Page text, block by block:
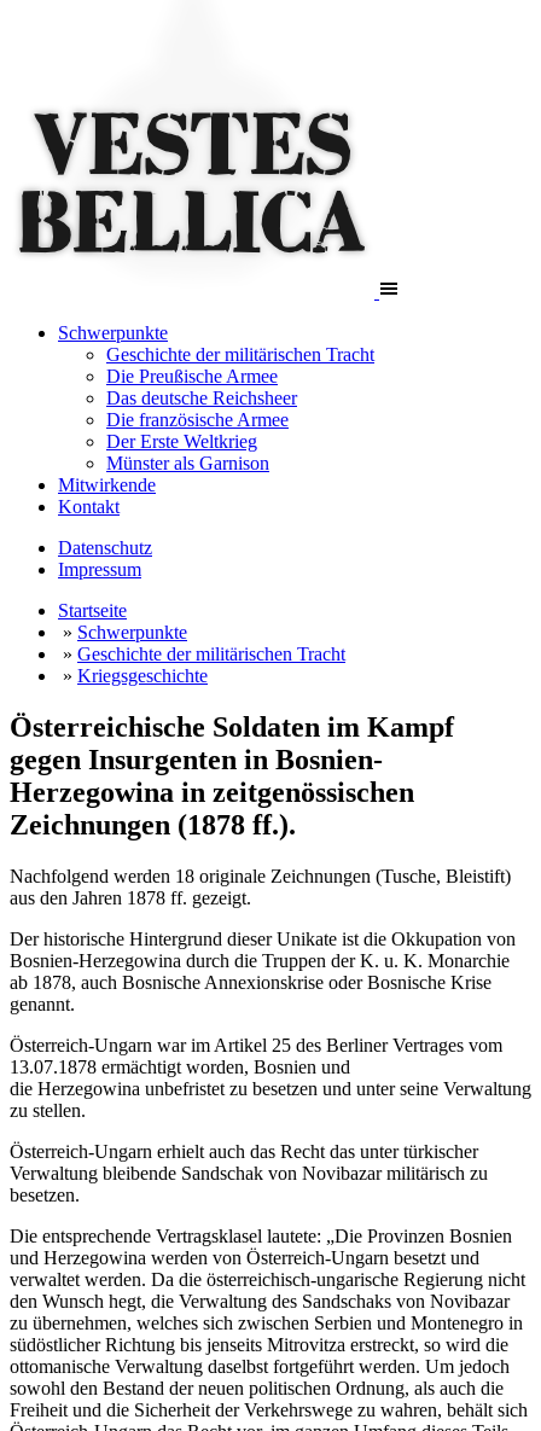
Schwerpunkte
Geschichte der militärischen Tracht
Die Preußische Armee
Das deutsche Reichsheer
Die französische Armee
Der Erste Weltkrieg
Münster als Garnison
Mitwirkende
Kontakt
Datenschutz
Impressum
Startseite
» Schwerpunkte
» Geschichte der militärischen Tracht
» Kriegsgeschichte
Österreichische Soldaten im Kampf
gegen Insurgenten in Bosnien-
Herzegowina in zeitgenössischen
Zeichnungen (1878 ff.).
Nachfolgend werden 18 originale Zeichnungen (Tusche, Bleistift)
aus den Jahren 1878 ff. gezeigt.
Der historische Hintergrund dieser Unikate ist die Okkupation von
Bosnien-Herzegowina durch die Truppen der K. u. K. Monarchie
ab 1878, auch Bosnische Annexionskrise oder Bosnische Krise
genannt.
Österreich-Ungarn war im Artikel 25 des Berliner Vertrages vom
13.07.1878 ermächtigt worden, Bosnien und
die Herzegowina unbefristet zu besetzen und unter seine Verwaltung
zu stellen.
Österreich-Ungarn erhielt auch das Recht das unter türkischer
Verwaltung bleibende Sandschak von Novibazar militärisch zu
besetzen.
Die entsprechende Vertragsklasel lautete: „Die Provinzen Bosnien
und Herzegowina werden von Österreich-Ungarn besetzt und
verwaltet werden. Da die österreichisch-ungarische Regierung nicht
den Wunsch hegt, die Verwaltung des Sandschaks von Novibazar
zu übernehmen, welches sich zwischen Serbien und Montenegro in
südöstlicher Richtung bis jenseits Mitrovitza erstreckt, so wird die
ottomanische Verwaltung daselbst fortgeführt werden. Um jedoch
sowohl den Bestand der neuen politischen Ordnung, als auch die
Freiheit und die Sicherheit der Verkehrswege zu wahren, behält sich